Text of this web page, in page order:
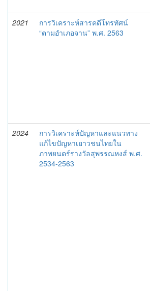
2021
การวิเคราะห์สารคดีโทรทัศน์
“ตามอำเภอจาน” พ.ศ. 2563
2024
การวิเคราะห์ปัญหาและแนวทาง
แก้ไขปัญหาเยาวชนไทยใน
ภาพยนตร์รางวัลสุพรรณหงส์ พ.ศ.
2534-2563